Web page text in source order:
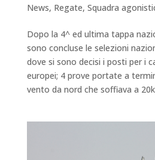
News, Regate, Squadra
Dopo la 4^ ed ultima tappa
sono concluse le selezioni
dove si sono decisi i posti per i
europei; 4 prove portate a
vento da nord che soffiava a